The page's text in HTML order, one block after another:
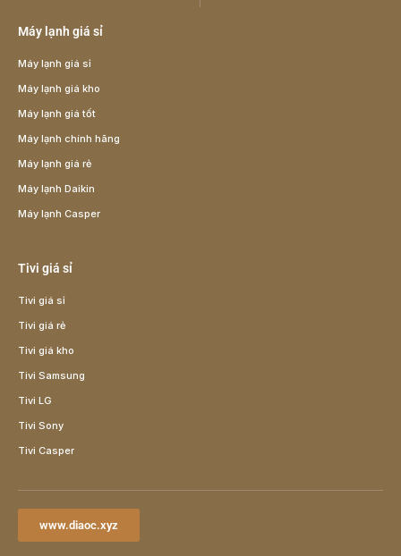
Máy lạnh giá sỉ
Máy lạnh giá sỉ
Máy lạnh giá kho
Máy lạnh giá tốt
Máy lạnh chính hãng
Máy lạnh giá rẻ
Máy lạnh Daikin
Máy lạnh Casper
Tivi giá sỉ
Tivi giá sỉ
Tivi giá rẻ
Tivi giá kho
Tivi Samsung
Tivi LG
Tivi Sony
Tivi Casper
www.diaoc.xyz